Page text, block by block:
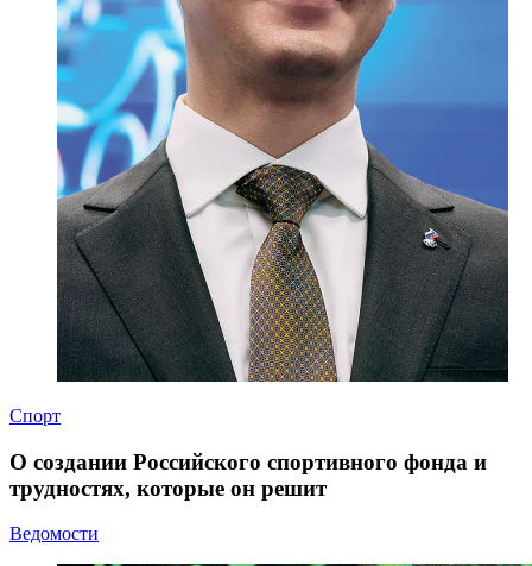
Спорт
О создании Российского спортивного фонда и
трудностях, которые он решит
Ведомости